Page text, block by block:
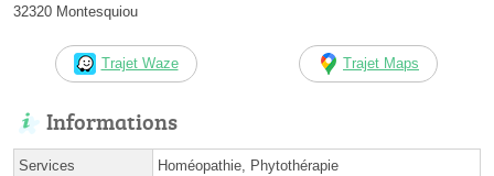
32320 Montesquiou
Trajet Waze Trajet Maps
Informations
Services Homéopathie, Phytothérapie